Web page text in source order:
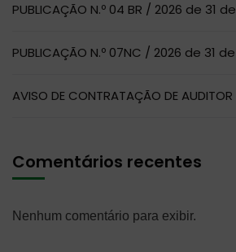
PUBLICAÇÃO N.º 04 BR / 2026 de 31
PUBLICAÇÃO N.º 07NC / 2026 de 31
AVISO DE CONTRATAÇÃO DE AUDITOR
Comentários recentes
Nenhum comentário para exibir.